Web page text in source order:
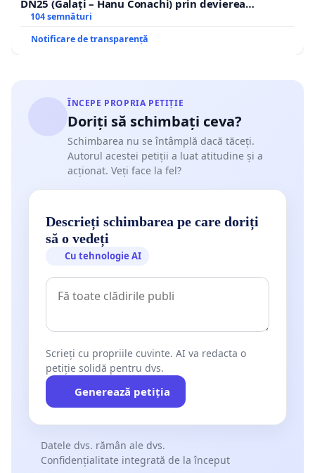
DN25 (Galați – Hanu Conachi) prin devierea
traseului în afara localităților!
104 semnături
Notificare de transparență
ÎNCEPE PROPRIA PETIȚIE
Doriți să schimbați ceva?
Schimbarea nu se întâmplă dacă tăceți.
Autorul acestei petiții a luat atitudine și a
acționat. Veți face la fel?
Descrieți schimbarea pe care doriți
să o vedeți
Cu tehnologie AI
Scrieți cu propriile cuvinte. AI va redacta o
petiție solidă pentru dvs.
Generează petiția
Datele dvs. rămân ale dvs.
Confidențialitate integrată de la început